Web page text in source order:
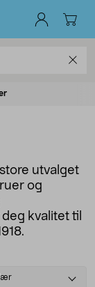
utvalget
og
kvalitet til